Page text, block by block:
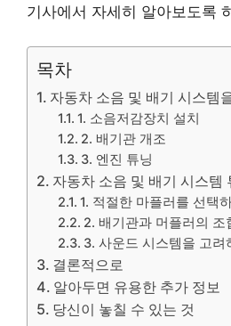
기사에서 자세히 알아보도록
목차
자동차 소음 및 배기 시스템
1. 소음저감장치 설치
2. 배기관 개조
3. 엔진 튜닝
자동차 소음 및 배기 시스템
1. 적절한 마플러를 선택
2. 배기관과 머플러의 조
3. 사운드 시스템을 고려
결론적으로
알아두면 유용한 추가 정보
당신이 놓칠 수 있는 것